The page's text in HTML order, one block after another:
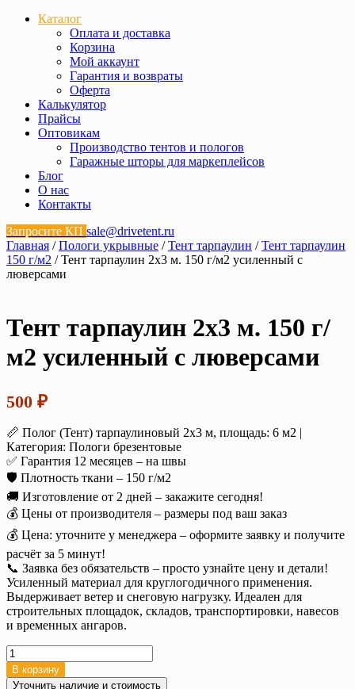
Каталог
Оплата и доставка
Корзина
Мой аккаунт
Гарантия и возвраты
Оферта
Калькулятор
Прайсы
Оптовикам
Производство тентов и пологов
Гаражные шторы для маркеплейсов
Блог
О нас
Контакты
Запросите КП sale@drivetent.ru
Главная /Пологи укрывные /Тент тарпаулин /Тент тарпаулин
150 г/м2 / Тент тарпаулин 2х3 м. 150 г/м2 усиленный с
люверсами
Тент тарпаулин 2х3 м. 150 г/
м2 усиленный с люверсами
500 ₽
📏 Полог (Тент) тарпаулиновый 2х3 м, площадь: 6 м2 |
Категория: Пологи брезентовые
✅ Гарантия 12 месяцев – на швы
🛡️ Плотность ткани – 150 г/м2
🚚 Изготовление от 2 дней – закажите сегодня!
💰 Цены от производителя – размеры под ваш заказ
💰 Цена: уточните у менеджера – оформите заявку и получите
расчёт за 5 минут!
📞 Заявка без обязательств – просто узнайте цену и детали!
Усиленный материал для круглогодичного применения.
Выдерживает ветер и снеговую нагрузку. Идеален для
строительных площадок, складов, транспортировки, навесов
и временных ангаров.
Количество
товара
Тент
В корзину
Уточнить наличие и стоимость